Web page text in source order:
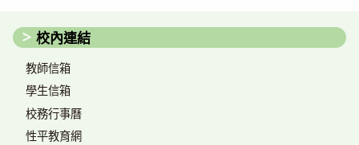
校內連結
教師信箱
學生信箱
校務行事曆
性平教育網